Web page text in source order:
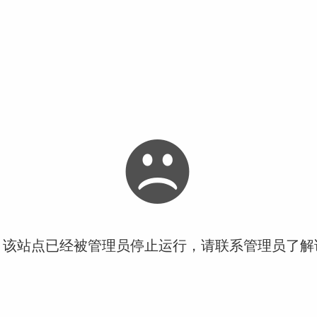
站点已经被管理员停止运行，请联系管理员了